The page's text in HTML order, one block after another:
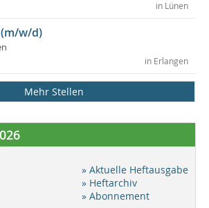
in Lünen
w/d)
in Erlangen
Mehr Stellen
» Aktuelle Heftausgabe
» Heftarchiv
» Abonnement